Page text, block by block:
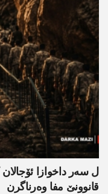
ل سەر داخوازا
قانوونێ مفا وەرناگرن